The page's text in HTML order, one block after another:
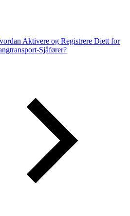
Aktivere og Registrere Diett for
Sjåfører?